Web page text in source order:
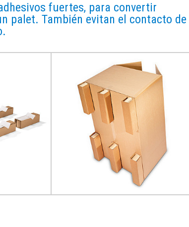
fuertes, para convertir
palet. También evitan el contacto de